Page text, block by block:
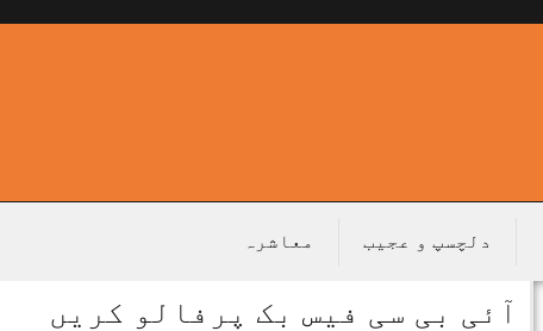
دلچسپ و عجیب معاشرہ
آئی بی سی فیس بک پرفالو کریں